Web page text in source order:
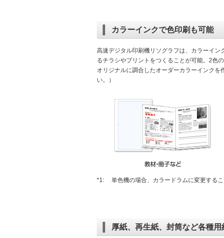
カラーインクで色印刷も可能
高速デジタル印刷機リソグラフは、カラーイン
るチラシやプリントをつくることが可能。2色
オリジナルに調合したオーダーカラーインク
い。）
*1: 単色機の場合、カラードラムに変更する
厚紙、再生紙、封筒など各種用